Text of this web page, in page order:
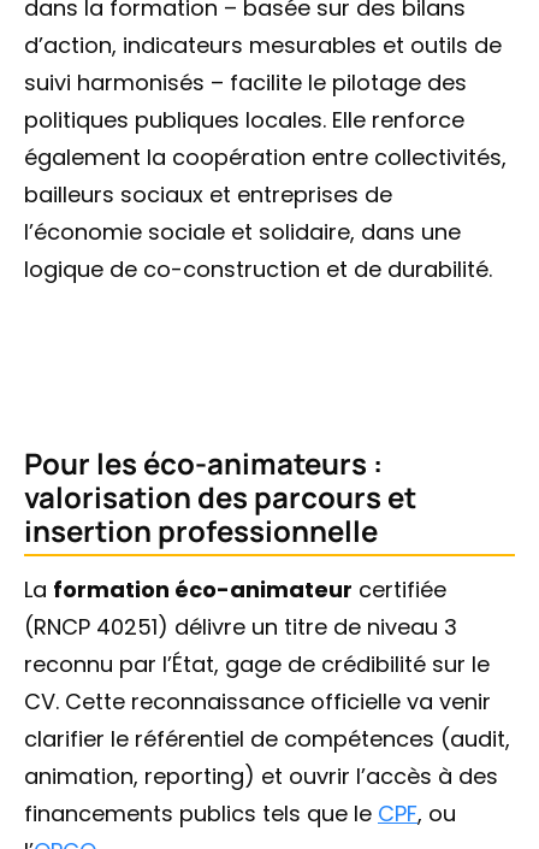
dans la formation – basée sur des bilans
d’action, indicateurs mesurables et outils de
suivi harmonisés – facilite le pilotage des
politiques publiques locales. Elle renforce
également la coopération entre collectivités,
bailleurs sociaux et entreprises de
l’économie sociale et solidaire, dans une
logique de co-construction et de durabilité.
Pour les éco-animateurs :
valorisation des parcours et
insertion professionnelle
La formation éco-animateur certifiée
(RNCP 40251) délivre un titre de niveau 3
reconnu par l’État, gage de crédibilité sur le
CV. Cette reconnaissance officielle va venir
clarifier le référentiel de compétences (audit,
animation, reporting) et ouvrir l’accès à des
financements publics tels que le CPF, ou